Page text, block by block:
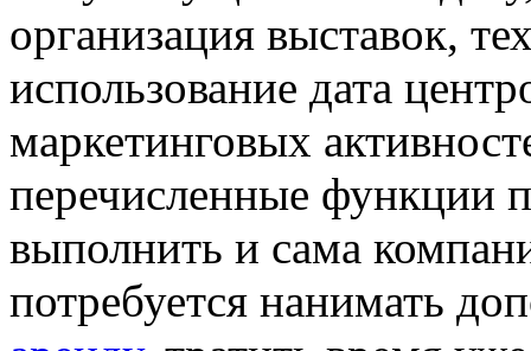
организация выставок,
использование дата
маркетинговых
перечисленные функции
выполнить и сама
потребуется нанимать